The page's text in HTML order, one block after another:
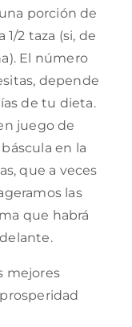
porción de
1/2 taza (si, de
El número
depende
de tu dieta.
juego de
en la
que a veces
las
que habrá
mejores